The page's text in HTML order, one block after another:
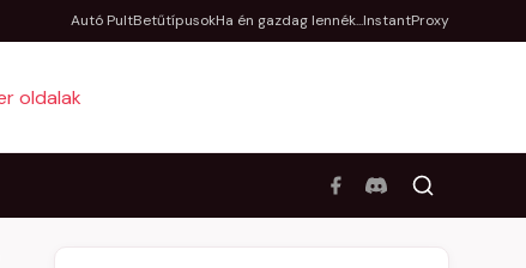
Autó PultBetűtípusokHa én gazdag lennék...InstantProxy